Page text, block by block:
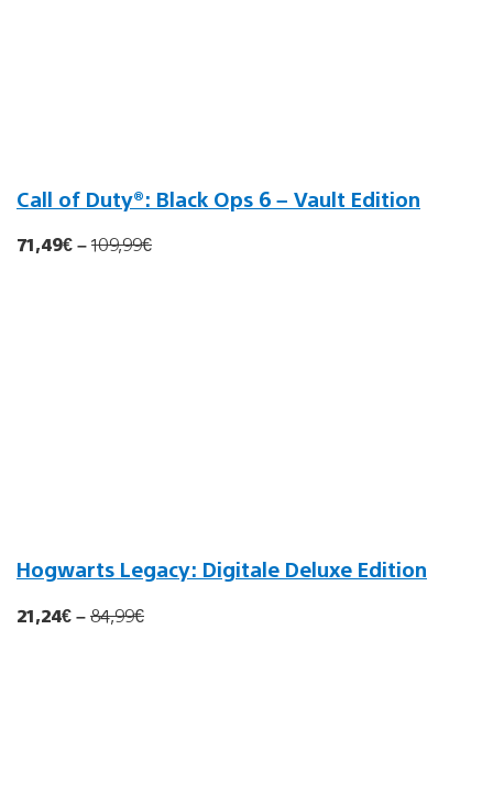
Call of Duty®: Black Ops 6 – Vault Edition
71,49€–109,99€
Hogwarts Legacy: Digitale Deluxe Edition
21,24€–84,99€